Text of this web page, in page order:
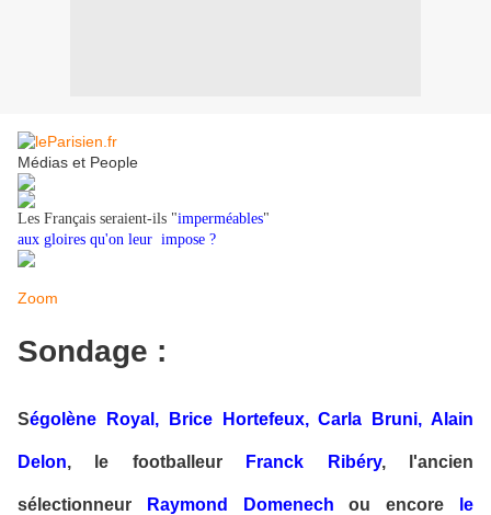
Médias et People
Les Français seraient-ils "imperméables"
aux gloires qu'on leur impose ?
Zoom
Sondage :
Ségolène Royal, Brice Hortefeux, Carla Bruni, Alain
Delon, le footballeur Franck Ribéry, l'ancien
sélectionneur Raymond Domenech ou encore le